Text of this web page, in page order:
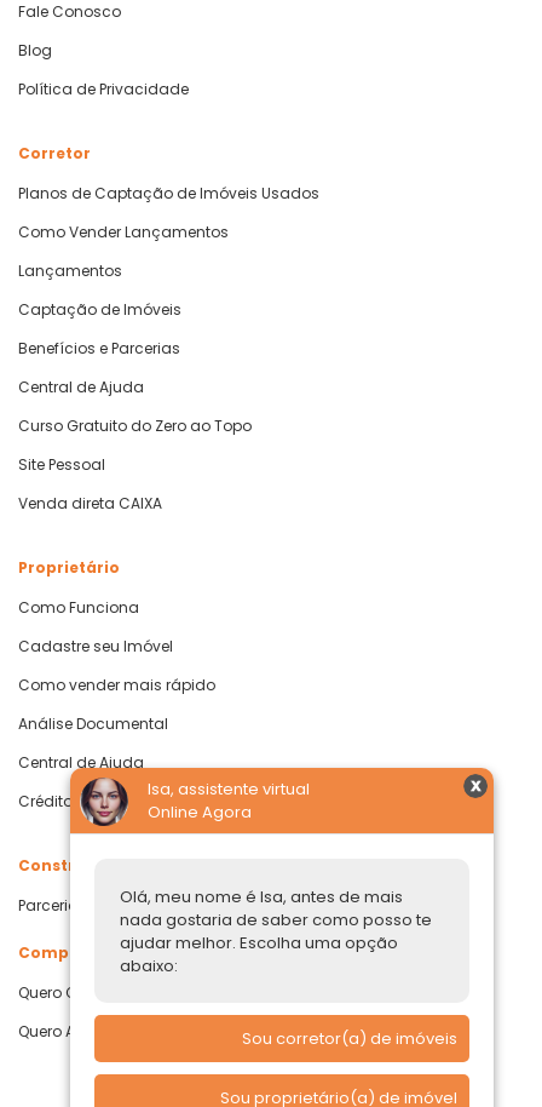
Isa, assistente virtual
Online Agora
Olá, meu nome é Isa, antes de mais
nada gostaria de saber como posso te
ajudar melhor. Escolha uma opção
abaixo:
Sou corretor(a) de imóveis
Sou proprietário(a) de imóvel
Fale Conosco
Blog
Política de Privacidade
Corretor
Planos de Captação de Imóveis Usados
Como Vender Lançamentos
Lançamentos
Captação de Imóveis
Benefícios e Parcerias
Central de Ajuda
Curso Gratuito do Zero ao Topo
Site Pessoal
Venda direta CAIXA
Proprietário
Como Funciona
Cadastre seu Imóvel
Como vender mais rápido
Análise Documental
Central de Ajuda
Crédito com Garantia de Imóvel
Construtoras
Parcerias Imobiliárias
Comprar ou alugar
Quero Comprar
Quero Alugar